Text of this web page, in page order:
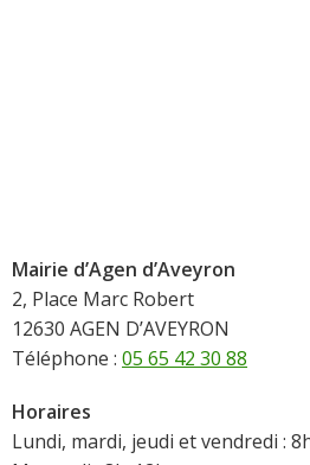
Mairie d’Agen d’Aveyron
2, Place Marc Robert
12630 AGEN D’AVEYRON
Téléphone : 05 65 42 30 88
Horaires
Lundi, mardi, jeudi et vendredi :